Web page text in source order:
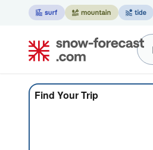
Find Your Trip